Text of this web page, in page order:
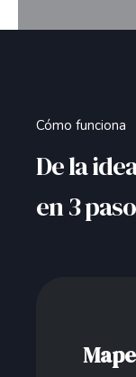
Cómo funciona
De la
en 3